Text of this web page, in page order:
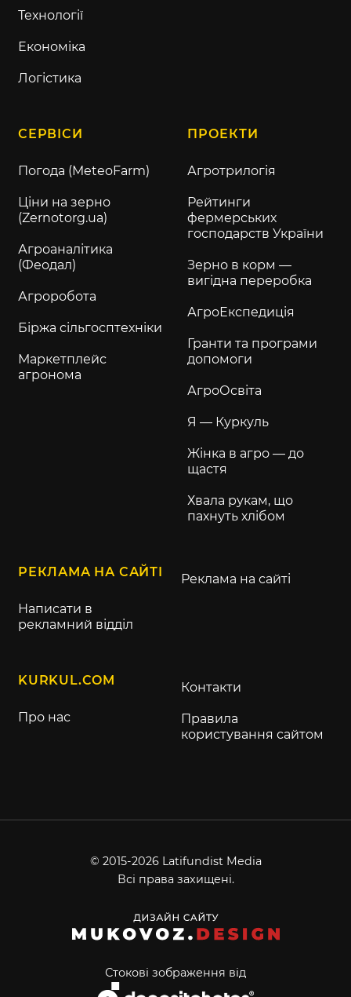
Технології
Економіка
Логістика
СЕРВІСИ
Погода (MeteoFarm)
Ціни на зерно
(Zernotorg.ua)
Агроаналітика
(Феодал)
Агроробота
Біржа сільгосптехніки
Маркетплейс
агронома
ПРОЕКТИ
Агротрилогія
Рейтинги
фермерських
господарств України
Зерно в корм —
вигідна переробка
АгроЕкспедиція
Гранти та програми
допомоги
АгроОсвіта
Я — Куркуль
Жінка в агро — до
щастя
Хвала рукам, що
пахнуть хлібом
РЕКЛАМА НА САЙТІ
Написати в
рекламний відділ
Реклама на сайті
KURKUL.COM
Про нас
Контакти
Правила
користування сайтом
© 2015-2026 Latifundist Media
Всі права захищені.
Стокові зображення від